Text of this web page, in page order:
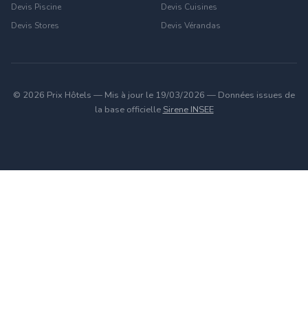
Devis Piscine
Devis Cuisines
Devis Stores
Devis Vérandas
© 2026 Prix Hôtels — Mis à jour le 19/03/2026 — Données issues de
la base officielle Sirene INSEE